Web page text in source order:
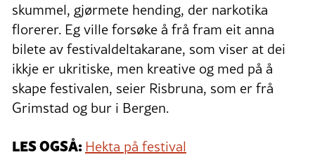
skummel, gjørmete hending, der narkotika
florerer. Eg ville forsøke å frå fram eit anna
bilete av festivaldeltakarane, som viser at dei
ikkje er ukritiske, men kreative og med på å
skape festivalen, seier Risbruna, som er frå
Grimstad og bur i Bergen.
LES OGSÅ: Hekta på festival